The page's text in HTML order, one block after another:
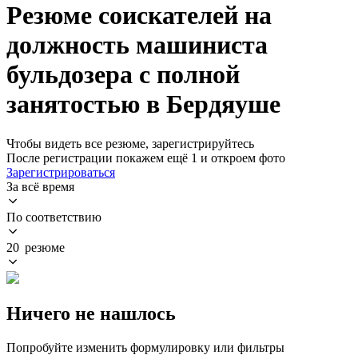
Резюме соискателей на
должность машиниста
бульдозера с полной
занятостью в Бердяуше
Чтобы видеть все резюме, зарегистрируйтесь
После регистрации покажем ещё 1 и откроем фото
Зарегистрироваться
За всё время
По соответствию
20 резюме
Ничего не нашлось
Попробуйте изменить формулировку или фильтры